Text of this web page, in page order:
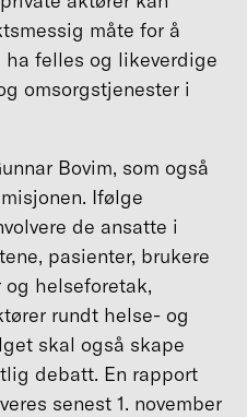
måte for å
felles og likeverdige
omsorgstjenester i
Bovim, som også
Ifølge
de ansatte i
pasienter, brukere
og helseforetak,
rundt helse- og
skal også skape
debatt. En rapport
senest 1. november